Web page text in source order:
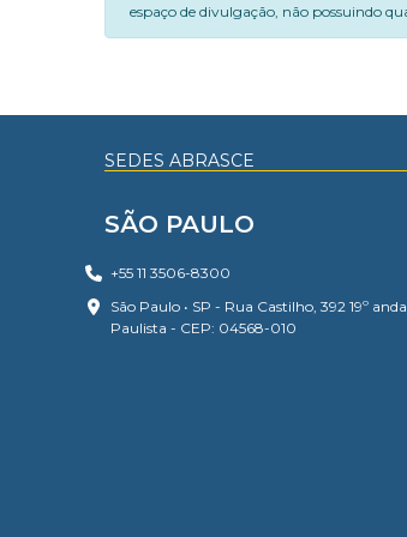
espaço de divulgação, não possuindo
SEDES ABRASCE
SÃO PAULO
+55 11 3506-8300
São Paulo • SP - Rua Castilho, 392 19º
Paulista - CEP: 04568-010